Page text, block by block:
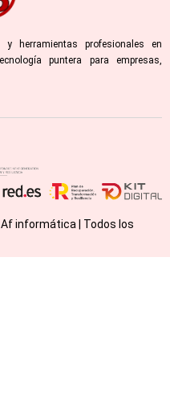
herramientas profesionales en
puntera para empresas,
informática | Todos los